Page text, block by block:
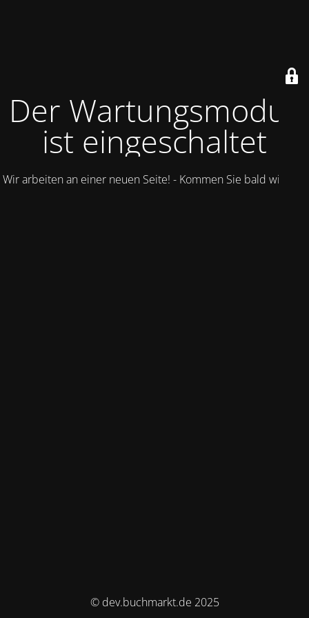
Der Wartungsmodus
ist eingeschaltet
Wir arbeiten an einer neuen Seite! - Kommen Sie bald wieder.
© dev.buchmarkt.de 2025